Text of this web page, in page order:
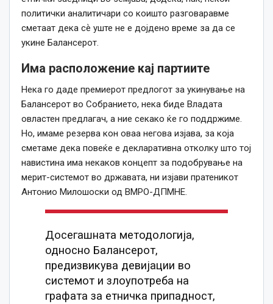
политички аналитичари со коишто разговаравме
сметаат дека сѐ уште не е дојдено време за да се
укине Балансерот.
Има расположение кај партиите
Нека го даде премиерот предлогот за укинување на
Балансерот во Собранието, нека биде Владата
овластен предлагач, а ние секако ќе го поддржиме.
Но, имаме резерва кон оваа негова изјава, за која
сметаме дека повеќе е декларативна отколку што тој
навистина има некаков концепт за подобрување на
мерит-системот во државата, ни изјави пратеникот
Антонио Милошоски од ВМРО-ДПМНЕ.
Досегашната методологија,
односно Балансерот,
предизвикува девијации во
системот и злоупотреба на
графата за етничка припадност,